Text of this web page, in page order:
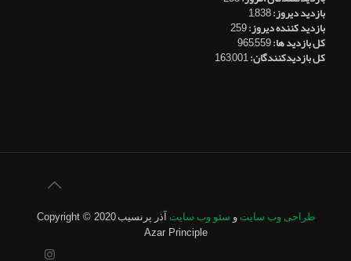
بازدید دیروز:1,838
بازدید کننده دیروز:259
کل بازدید ها:965,559
کل بازدیدکنند‌گان:163,001
طراحی وب سایت و سئو وب سایت آذر پرنسیبCopyright © 2020
Azar Principle